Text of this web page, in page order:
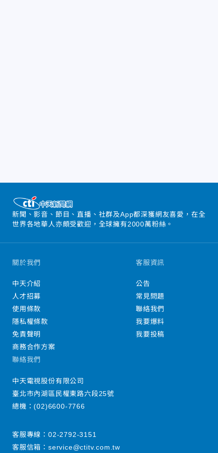
新聞、影音、節目、直播、社群及App都深獲網友喜愛，在全
世界各地華人亦頗受歡迎，全球擁有2000萬粉絲。
關於我們
中天介紹
人才招募
使用條款
隱私權條款
免責聲明
商務合作方案
客服資訊
公告
常見問題
聯絡我們
我要爆料
我要投稿
聯絡我們
中天電視股份有限公司
臺北市內湖區民權東路六段25號
總機：(02)6600-7766
客服專線： 02-2792-3151
客服信箱： service@ctitv.com.tw